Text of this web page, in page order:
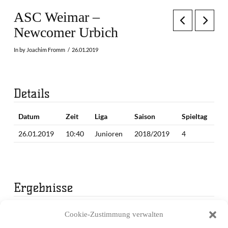
Cookie-Zustimmung verwalten
ASC Weimar –
Newcomer Urbich
In by Joachim Fromm 26.01.2019
Details
Datum Zeit Liga Saison
Spieltag
26.01.2019
10:40 Junioren 2018/2019 4
Ergebnisse
1. Periode 2. Periode
Endergebnis